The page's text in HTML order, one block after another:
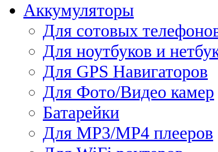
Аккумуляторы
Для сотовых
Для ноутбуков и
Для GPS Навигаторов
Для Фото/Видео камер
Батарейки
Для MP3/MP4 плееров